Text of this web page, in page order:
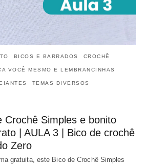
BICOS E BARRADOS CROCHÊ
VOCÊ MESMO E LEMBRANCINHAS
TEMAS DIVERSOS
Crochê Simples e bonito
| AULA 3 | Bico de crochê
Zero
gratuita, este Bico de Crochê Simples